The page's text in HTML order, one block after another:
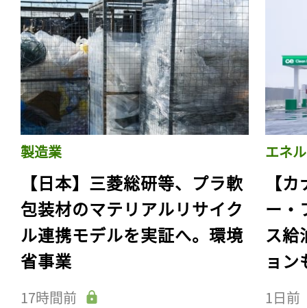
製造業
【日本】三菱総研等、プラ軟
包装材のマテリアルリサイク
ル連携モデルを実証へ。環境
省事業
17時間前
エネ
【
ー・
ス給
ョン
1日前